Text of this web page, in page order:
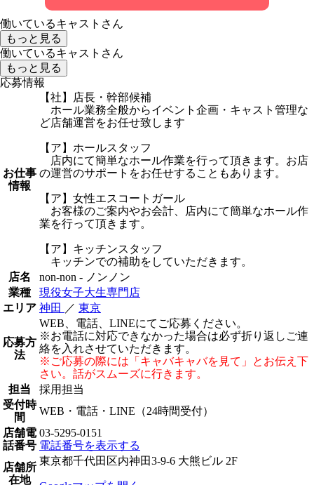
働いているキャストさん
もっと見る
働いているキャストさん
もっと見る
応募情報
お仕事
情報
【社】店長・幹部候補
ホール業務全般からイベント企画・キャスト管理な
ど店舗運営をお任せ致します
【ア】ホールスタッフ
店内にて簡単なホール作業を行って頂きます。お店
の運営のサポートをお任せすることもあります。
【ア】女性エスコートガール
お客様のご案内やお会計、店内にて簡単なホール作
業を行って頂きます。
【ア】キッチンスタッフ
キッチンでの補助をしていただきます。
店名
non-non - ノンノン
業種
現役女子大生専門店
エリア 神田 ／ 東京
応募方
法
WEB、電話、LINEにてご応募ください。
※お電話に対応できなかった場合は必ず折り返しご連
絡を入れさせていただきます。
※ご応募の際には「キャバキャバを見て」とお伝え下
さい。話がスムーズに行きます。
担当
採用担当
受付時
間
WEB・電話・LINE（24時間受付）
店舗電
話番号
03-5295-0151
電話番号を表示する
店舗所
在地
東京都千代田区内神田3-9-6 大熊ビル 2F